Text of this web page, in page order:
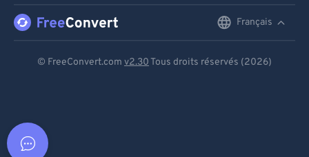
Français
© FreeConvert.com v2.30 Tous droits réservés (2026)